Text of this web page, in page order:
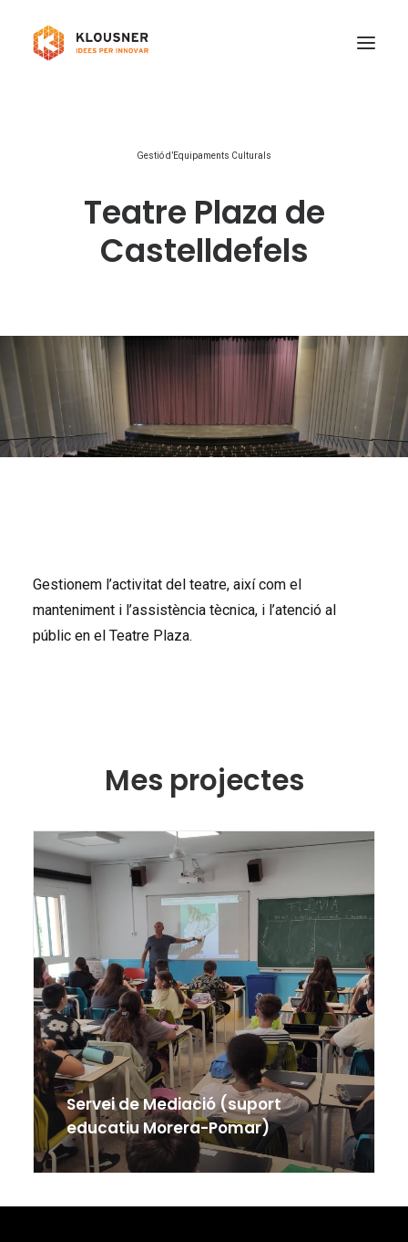
Treballa amb nosaltres
Gestió d’Equipaments Culturals
Teatre Plaza de
Castelldefels
Gestionem l’activitat del teatre, així com el
manteniment i l’assistència tècnica, i l’atenció al
públic en el Teatre Plaza.
Mes projectes
Servei de Mediació (suport
educatiu Morera-Pomar)